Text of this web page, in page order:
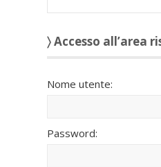
〉 Accesso all’area
Nome utente:
Password: